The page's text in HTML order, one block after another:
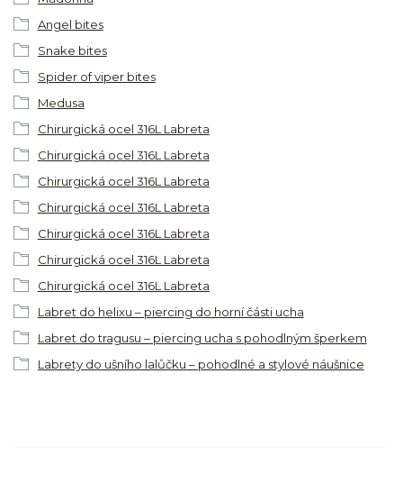
Angel bites
Snake bites
Spider of viper bites
Medusa
Chirurgická ocel 316L Labreta
Chirurgická ocel 316L Labreta
Chirurgická ocel 316L Labreta
Chirurgická ocel 316L Labreta
Chirurgická ocel 316L Labreta
Chirurgická ocel 316L Labreta
Chirurgická ocel 316L Labreta
Labret do helixu – piercing do horní části ucha
Labret do tragusu – piercing ucha s pohodlným šperkem
Labrety do ušního lalůčku – pohodlné a stylové náušnice